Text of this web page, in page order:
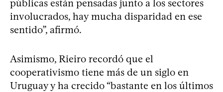
públicas están pensadas junto a los sectores
involucrados, hay mucha disparidad en ese
sentido”, afirmó.
Asimismo, Rieiro recordó que el
cooperativismo tiene más de un siglo en
Uruguay y ha crecido “bastante en los últimos